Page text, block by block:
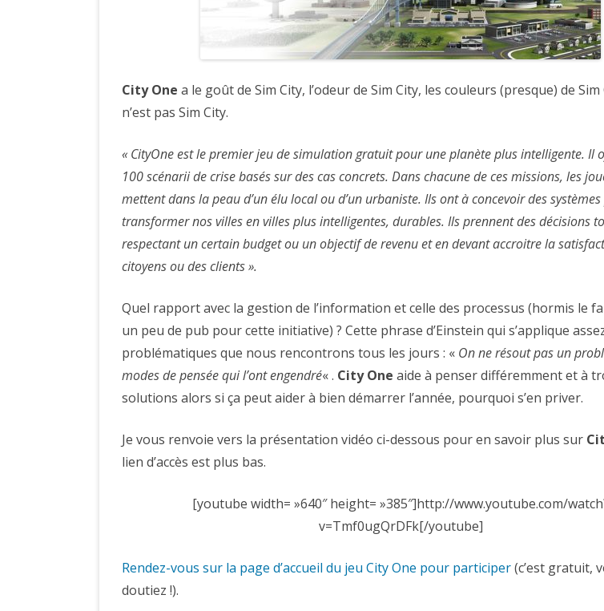
City One a le goût de Sim City, l’odeur de Sim City, les couleurs (presque) de Sim
n’est pas Sim City.
« CityOne est le premier jeu de simulation gratuit pour une planète plus intelligente. Il
100 scénarii de crise basés sur des cas concrets. Dans chacune de ces missions, les
mettent dans la peau d’un élu local ou d’un urbaniste. Ils ont à concevoir des
transformer nos villes en villes plus intelligentes, durables. Ils prennent des décisions
respectant un certain budget ou un objectif de revenu et en devant accroitre la
citoyens ou des clients ».
Quel rapport avec la gestion de l’information et celle des processus (hormis le
un peu de pub pour cette initiative) ? Cette phrase d’Einstein qui s’applique
problématiques que nous rencontrons tous les jours : « On ne résout pas un
modes de pensée qui l’ont engendré« . City One aide à penser différemment et à
solutions alors si ça peut aider à bien démarrer l’année, pourquoi s’en priver.
Je vous renvoie vers la présentation vidéo ci-dessous pour en savoir plus sur
lien d’accès est plus bas.
[youtube width= »640″ height= »385″]http://www.youtube.com/
v=Tmf0ugQrDFk[/youtube]
Rendez-vous sur la page d’accueil du jeu City One pour participer(c’est gratuit,
doutiez !).